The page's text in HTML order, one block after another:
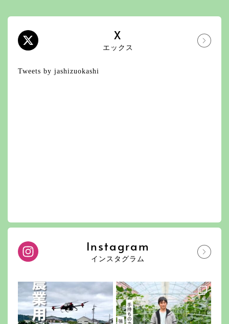
X
エックス
Tweets by jashizuokashi
Instagram
インスタグラム